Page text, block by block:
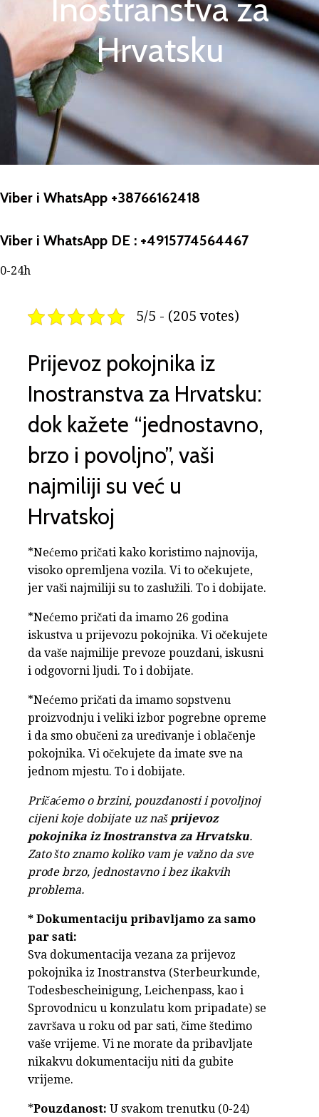
Inostranstva za
Hrvatsku
Viber i WhatsApp +38766162418
Viber i WhatsApp DE : +4915774564467
0-24h
5/5 - (205 votes)
Prijevoz pokojnika iz
Inostranstva za Hrvatsku:
dok kažete “jednostavno,
brzo i povoljno”, vaši
najmiliji su već u
Hrvatskoj
*Nećemo pričati kako koristimo najnovija,
visoko opremljena vozila. Vi to očekujete,
jer vaši najmiliji su to zaslužili. To i dobijate.
*Nećemo pričati da imamo 26 godina
iskustva u prijevozu pokojnika. Vi očekujete
da vaše najmilije prevoze pouzdani, iskusni
i odgovorni ljudi. To i dobijate.
*Nećemo pričati da imamo sopstvenu
proizvodnju i veliki izbor pogrebne opreme
i da smo obučeni za uređivanje i oblačenje
pokojnika. Vi očekujete da imate sve na
jednom mjestu. To i dobijate.
Pričaćemo o brzini, pouzdanosti i povoljnoj
cijeni koje dobijate uz naš prijevoz
pokojnika iz Inostranstva za Hrvatsku.
Zato što znamo koliko vam je važno da sve
prođe brzo, jednostavno i bez ikakvih
problema.
* Dokumentaciju pribavljamo za samo
par sati:
Sva dokumentacija vezana za prijevoz
pokojnika iz Inostranstva (Sterbeurkunde,
Todesbescheinigung, Leichenpass, kao i
Sprovodnicu u konzulatu kom pripadate) se
završava u roku od par sati, čime štedimo
vaše vrijeme. Vi ne morate da pribavljate
nikakvu dokumentaciju niti da gubite
vrijeme.
*Pouzdanost: U svakom trenutku (0-24)